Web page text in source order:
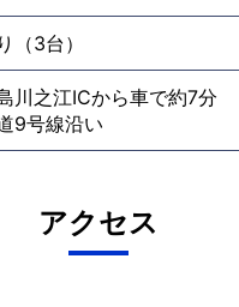
（3台）
川之江ICから車で約7分
9号線沿い
アクセス